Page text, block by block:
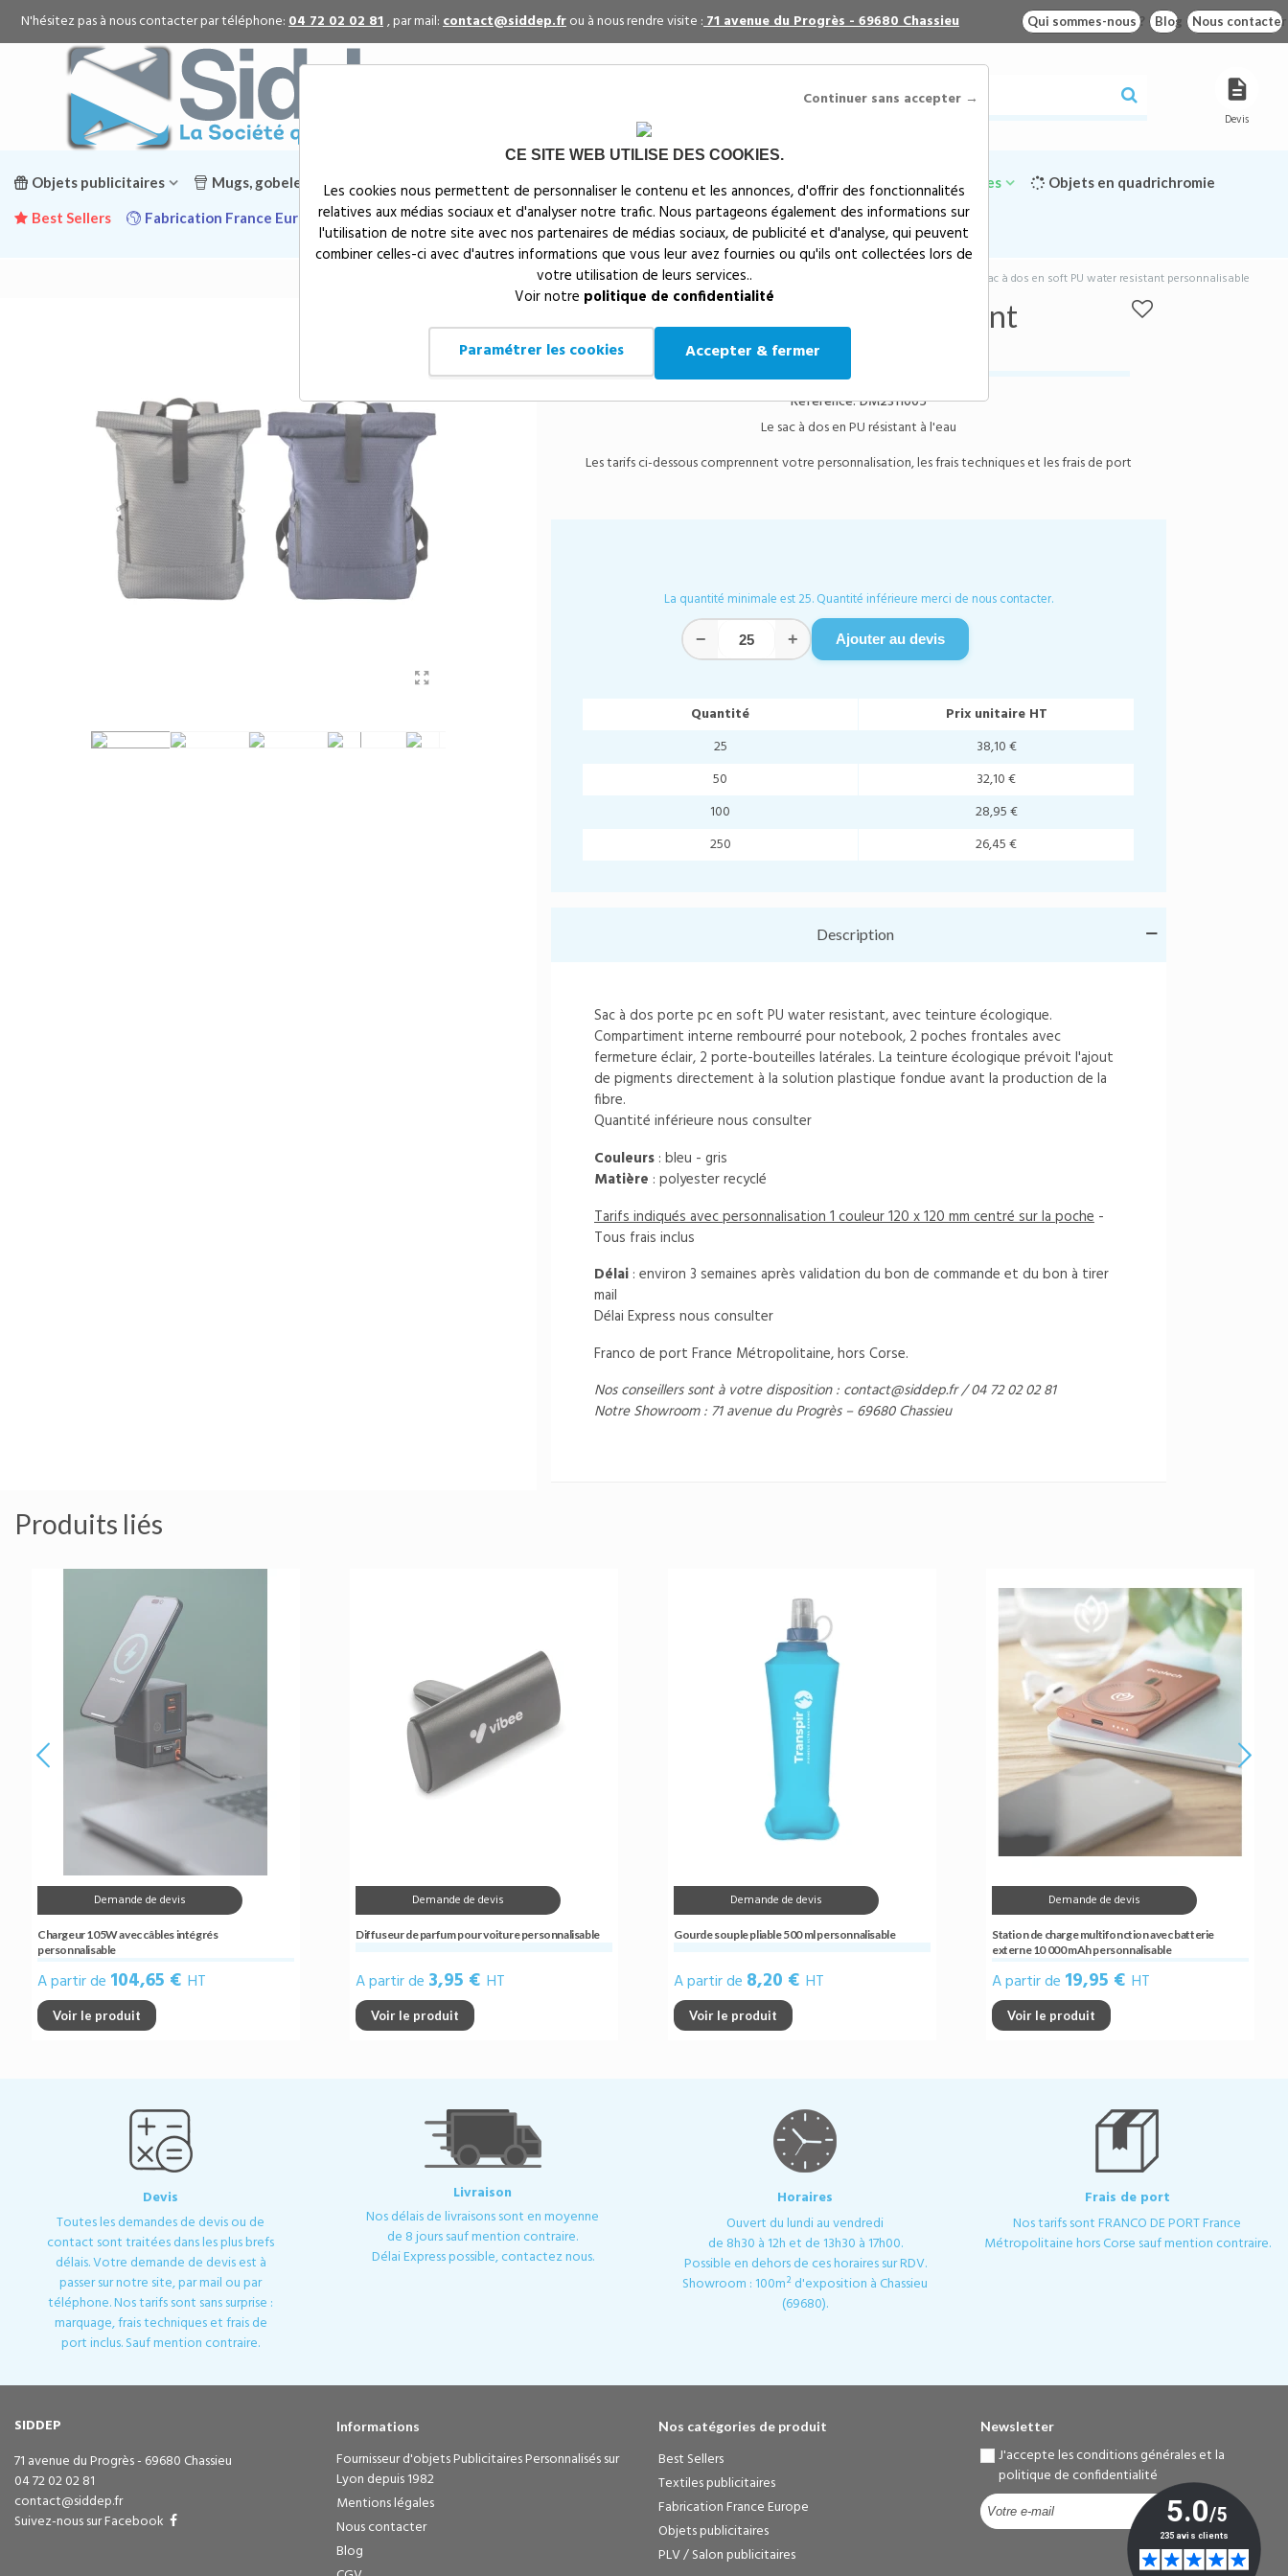
Continuer sans accepter →
CE SITE WEB UTILISE DES COOKIES.
Les cookies nous permettent de personnaliser le contenu et les annonces, d'offrir des fonctionnalités
relatives aux médias sociaux et d'analyser notre trafic. Nous partageons également des informations sur
l'utilisation de notre site avec nos partenaires de médias sociaux, de publicité et d'analyse, qui peuvent
combiner celles-ci avec d'autres informations que vous leur avez fournies ou qu'ils ont collectées lors de
votre utilisation de leurs services..
Voir notre politique de confidentialité
Paramétrer les cookies Accepter & fermer
N'hésitez pas à nous contacter par téléphone:04 72 02 02 81, par mail:contact@siddep.frou à nous rendre visite :71 avenue du Progrès - 69680 Chassieu Qui sommes-nous ? Blog Nous contacter
Devis
Objets publicitaires Mugs, gobelets & gourdes publicitaires Par événement Textiles publicitaires Goodies écologiques Objets en quadrichromie
Best Sellers Fabrication France Europe Promotions
Siddep > Objets publicitaires > Sacs, bagages & maroquineries publicitaires Sac à dos en soft PU water resistant personnalisable
Sac à dos en soft PU water resistant
personnalisable
Référence:DM2311005
Le sac à dos en PU résistant à l'eau
Les tarifs ci-dessous comprennent votre personnalisation, les frais techniques et les frais de port
La quantité minimale est 25. Quantité inférieure merci de nous contacter.
− + Ajouter au devis
Quantité
Prix unitaire HT
25
38,10 €
50
32,10 €
100
28,95 €
250
26,45 €
Description
Sac à dos porte pc en soft PU water resistant, avec teinture écologique.
Compartiment interne rembourré pour notebook, 2 poches frontales avec
fermeture éclair, 2 porte-bouteilles latérales. La teinture écologique prévoit l'ajout
de pigments directement à la solution plastique fondue avant la production de la
fibre.
Quantité inférieure nous consulter
Couleurs: bleu - gris
Matière : polyester recyclé
Tarifs indiqués avec personnalisation 1 couleur 120 x 120 mm centré sur la poche-
Tous frais inclus
Délai: environ 3 semaines après validation du bon de commande et du bon à tirer
mail
Délai Express nous consulter
Franco de port France Métropolitaine, hors Corse.
Nos conseillers sont à votre disposition : contact@siddep.fr/ 04 72 02 02 81
Notre Showroom : 71 avenue du Progrès – 69680 Chassieu
Produits liés
Demande de devis
Chargeur 105W avec câbles intégrés
personnalisable
A partir de 104,65 € HT
Voir le produit
Demande de devis
Diffuseur de parfum pour voiture personnalisable
A partir de 3,95 € HT
Voir le produit
Demande de devis
Gourde souple pliable 500 ml personnalisable
A partir de 8,20 € HT
Voir le produit
Demande de devis
Station de charge multifonction avec batterie
externe 10 000 mAh personnalisable
A partir de 19,95 € HT
Voir le produit
Devis
Toutes les demandes de devis ou de
contact sont traitées dans les plus brefs
délais. Votre demande de devis est à
passer sur notre site, par mail ou par
téléphone. Nos tarifs sont sans surprise :
marquage, frais techniques et frais de
port inclus. Sauf mention contraire.
Livraison
Nos délais de livraisons sont en moyenne
de 8 jours sauf mention contraire.
Délai Express possible, contactez nous.
Horaires
Ouvert du lundi au vendredi
de 8h30 à 12h et de 13h30 à 17h00.
Possible en dehors de ces horaires sur RDV.
Showroom : 100m² d'exposition à Chassieu
(69680).
Frais de port
Nos tarifs sont FRANCO DE PORT France
Métropolitaine hors Corse sauf mention contraire.
SIDDEP
71 avenue du Progrès - 69680 Chassieu
04 72 02 02 81
contact@siddep.fr
Suivez-nous sur Facebook
Informations
Fournisseur d'objets Publicitaires Personnalisés sur
Lyon depuis 1982
Mentions légales
Nous contacter
Blog
Nos catégories de produit
Best Sellers
Textiles publicitaires
Fabrication France Europe
Objets publicitaires
PLV / Salon publicitaires
Newsletter
J'accepte les conditions générales et la
politique de confidentialité